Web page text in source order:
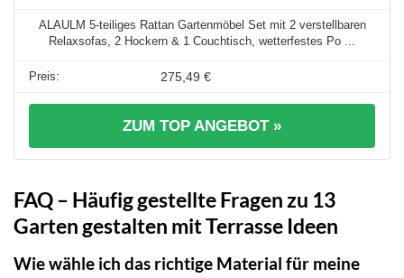
ALAULM 5-teiliges Rattan Gartenmöbel Set mit 2 verstellbaren
Relaxsofas, 2 Hockern & 1 Couchtisch, wetterfestes Po ...
275,49 €
ZUM TOP ANGEBOT »
FAQ – Häufig gestellte Fragen zu 13
Garten gestalten mit Terrasse Ideen
Wie wähle ich das richtige Material für meine